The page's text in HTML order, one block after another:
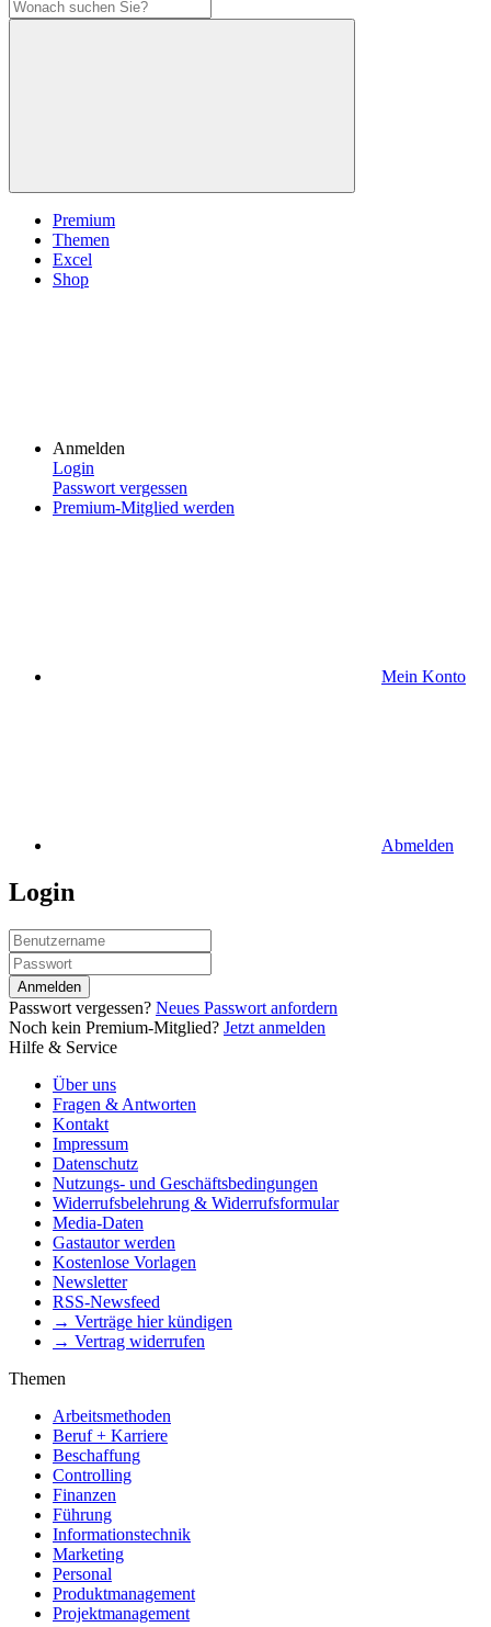
Premium
Themen
Excel
Shop
Anmelden
Login
Passwort vergessen
Premium-Mitglied werden
Mein Konto
Abmelden
Login
Anmelden
Passwort vergessen? Neues Passwort anfordern
Noch kein Premium-Mitglied? Jetzt anmelden
Hilfe & Service
Über uns
Fragen & Antworten
Kontakt
Impressum
Datenschutz
Nutzungs- und Geschäftsbedingungen
Widerrufsbelehrung & Widerrufsformular
Media-Daten
Gastautor werden
Kostenlose Vorlagen
Newsletter
RSS-Newsfeed
→ Verträge hier kündigen
→ Vertrag widerrufen
Themen
Arbeitsmethoden
Beruf + Karriere
Beschaffung
Controlling
Finanzen
Führung
Informationstechnik
Marketing
Personal
Produktmanagement
Projektmanagement